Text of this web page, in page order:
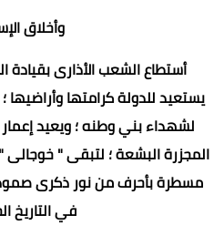
وأخلاق
أستطاع الشعب الأذارى بقيادة
يستعيد للدولة كرامتها
لشهداء بني وطنه ؛ ويعيد
المجزرة البشعة ؛ لتبقى "
مسطرة بأحرف من نور ذكرى
في التاريخ